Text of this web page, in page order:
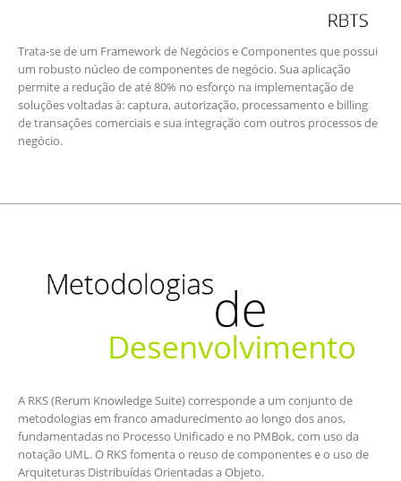
Trata-se de um Framework de Negócios e Componentes que possui
um robusto núcleo de componentes de negócio. Sua aplicação
permite a redução de até 80% no esforço na implementação de
soluções voltadas à: captura, autorização, processamento e billing
de transações comerciais e sua integração com outros processos de
negócio.
A RKS (Rerum Knowledge Suite) corresponde a um conjunto de
metodologias em franco amadurecimento ao longo dos anos,
fundamentadas no Processo Unificado e no PMBok, com uso da
notação UML. O RKS fomenta o reuso de componentes e o uso de
Arquiteturas Distribuídas Orientadas a Objeto.